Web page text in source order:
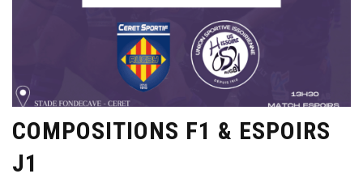
COMPOSITIONS F1 & ESPOIRS
J1